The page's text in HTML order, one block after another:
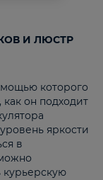
И ЛЮСТР
которого
он подходит
яркости
в
курьерскую